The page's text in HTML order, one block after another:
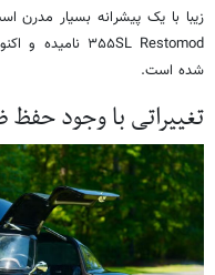
شده است.
تغییراتی با وجود